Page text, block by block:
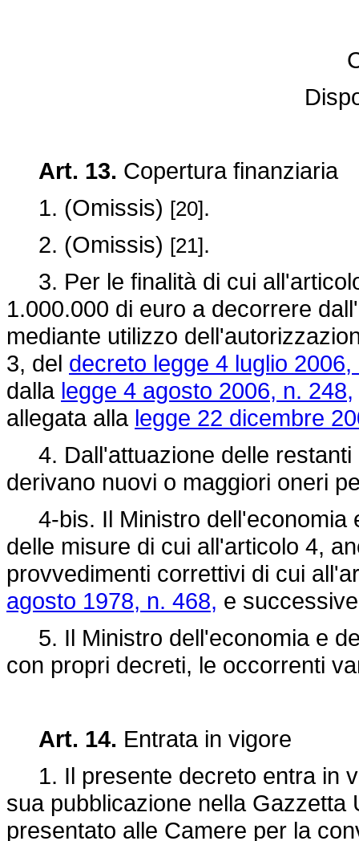
Art. 13. Copertura finanziaria
1. (Omissis) [20].
2. (Omissis) [21].
3. Per le finalità di cui
1.000.000 di euro a decorrere
mediante utilizzo
3, del decreto legge 4 luglio 2006,
dalla legge 4 agosto 2006, n. 248,
allegata alla legge 22 dicembre
4. Dall'attuazione delle restanti
derivano nuovi o maggiori oneri
4-bis. Il Ministro dell'economia
delle misure di cui all'articolo 4,
provvedimenti correttivi di cui
agosto 1978, n. 468, e
5. Il Ministro dell'economia e
con propri decreti, le occorrenti
Art. 14. Entrata in vigore
1. Il presente decreto entra in
sua pubblicazione nella Gazzetta
presentato alle Camere per la